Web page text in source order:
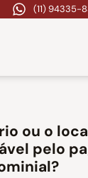
(11) 94335-
ou o
pelo